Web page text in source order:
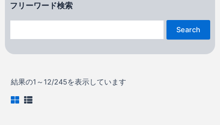
フリーワード検索
Search
結果の1～12/245を表示しています